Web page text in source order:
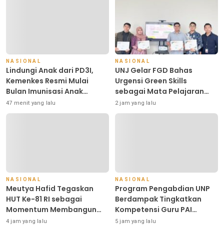
NASIONAL
Lindungi Anak dari PD3I,
Kemenkes Resmi Mulai
Bulan Imunisasi Anak
Sekolah (BIAS) 2026
47 menit yang lalu
NASIONAL
UNJ Gelar FGD Bahas
Urgensi Green Skills
sebagai Mata Pelajaran
Umum Baru pada Kurikulum
SMK Pariwisata,
2 jam yang lalu
NASIONAL
Meutya Hafid Tegaskan
HUT Ke-81 RI sebagai
Momentum Membangun
Kolaborasi yang Lebih Kuat
4 jam yang lalu
NASIONAL
Program Pengabdian UNP
Berdampak Tingkatkan
Kompetensi Guru PAI
melalui AI dan Digital
5 jam yang lalu